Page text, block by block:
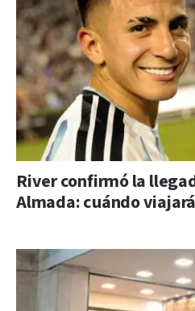
River confirmó la
Almada: cuándo